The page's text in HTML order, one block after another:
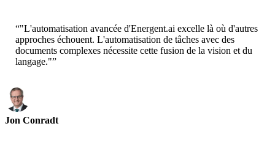
“"L'automatisation avancée d'Energent.ai excelle là où d'autres
approches échouent. L'automatisation de tâches avec des
documents complexes nécessite cette fusion de la vision et du
langage."”
Jon Conradt